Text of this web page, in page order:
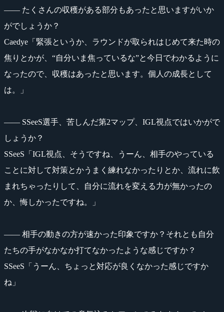
―― たくさんの収穫がある部分もあったと思いますがいか
がでしょうか？
Caedye「緊張というか、ラウンドが取られはじめて来た時の
焦りとかが、“自分いま焦っているな”と今日でわかるように
なったので、収穫はあったと思います。個人の成長として
は。」
―― SSeeS選手、苦しんだ第2マップ、IGL視点ではいかがで
しょうか？
SSeeS「IGL視点、そうですね、うーん、相手のやっている
ことに対して対策とかうまく練れなかったりとか、流れに飲
まれちゃったりして、自分に流れを変える力が無かったの
か、悔しかったですね。」
―― 相手の動きの方が速かった印象ですか？それとも自分
たちの手がなかなか打てなかったような感じですか？
SSeeS「うーん、ちょっと対応が良くなかった感じですか
ね」